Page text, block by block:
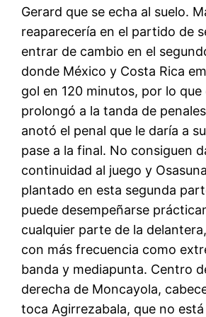
Gerard que se echa al suelo.
reaparecería en el partido de
entrar de cambio en el
donde México y Costa Rica
gol en 120 minutos, por lo que
prolongó a la tanda de
anotó el penal que le daría a
pase a la final. No consiguen
continuidad al juego y
plantado en esta segunda
puede desempeñarse
cualquier parte de la
con más frecuencia como
banda y mediapunta. Centro
derecha de Moncayola,
toca Agirrezabala, que no